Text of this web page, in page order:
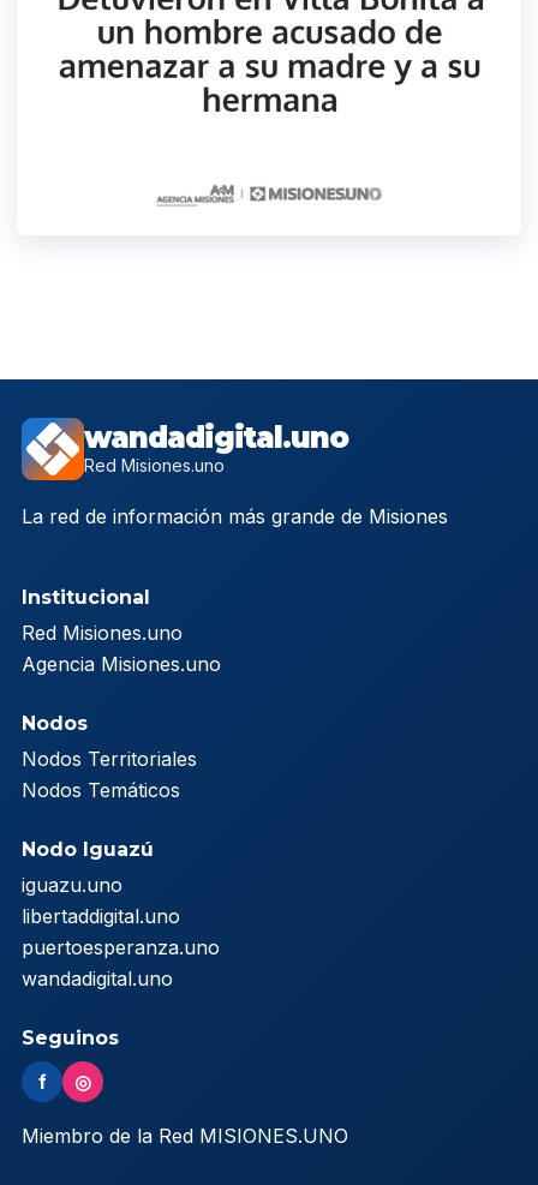
wandadigital.uno
Red Misiones.uno
La red de información más grande de Misiones
Institucional
Red Misiones.uno
Agencia Misiones.uno
Nodos
Nodos Territoriales
Nodos Temáticos
Nodo Iguazú
iguazu.uno
libertaddigital.uno
puertoesperanza.uno
wandadigital.uno
Seguinos
f ◎
Miembro de la Red MISIONES.UNO